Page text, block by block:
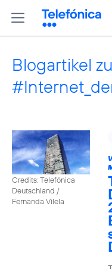
Blogartikel
Credits: Telefónica
Deutschland /
Fernanda Vilela